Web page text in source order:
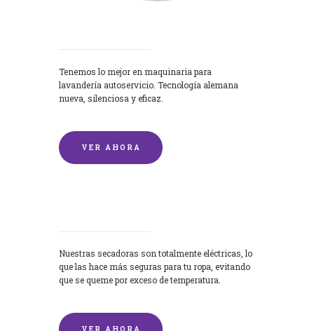
Tenemos lo mejor en maquinaria para
lavandería autoservicio. Tecnología alemana
nueva, silenciosa y eficaz.
VER AHORA
Nuestras secadoras son totalmente eléctricas, lo
que las hace más seguras para tu ropa, evitando
que se queme por exceso de temperatura.
VER AHORA